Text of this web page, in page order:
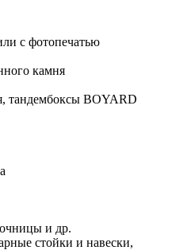
с фотопечатью
камня
тандембоксы BOYARD
и др.
стойки и навески,